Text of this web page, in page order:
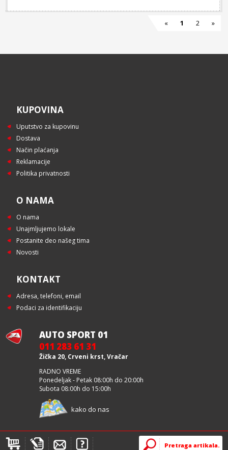
« 1 2 »
KUPOVINA
Uputstvo za kupovinu
Dostava
Način plaćanja
Reklamacije
Politika privatnosti
O NAMA
O nama
Unajmljujemo lokale
Postanite deo našeg tima
Novosti
KONTAKT
Adresa, telefoni, email
Podaci za identifikaciju
AUTO SPORT 01
011 283 61 31
Žička 20, Crveni krst, Vračar
RADNO VREME
Ponedeljak - Petak 08:00h do 20:00h
Subota 08:00h do 15:00h
kako do nas